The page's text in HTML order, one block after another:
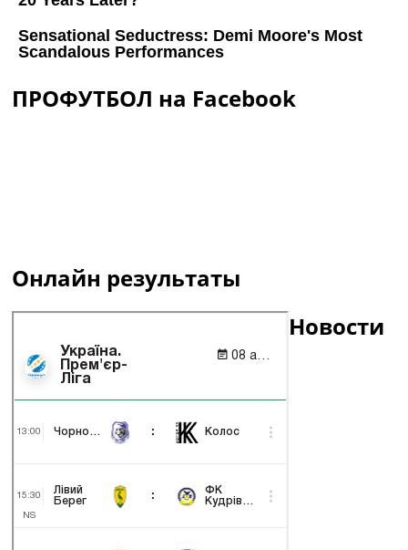
ПРОФУТБОЛ на Facebook
Онлайн результаты
Новости